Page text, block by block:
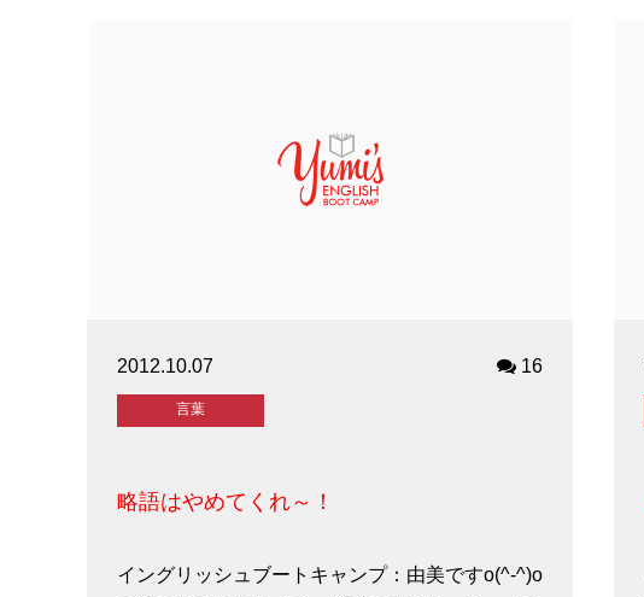
2012.10.07 16
言葉
略語はやめてくれ～！
イングリッシュブートキャンプ：由美ですo(^-^)o